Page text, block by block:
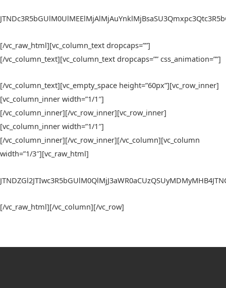
[/vc_raw_html][vc_column_text dropcaps=””]
[/vc_column_text][vc_column_text dropcaps=”” css_animation=””]
[/vc_column_text][vc_empty_space height=”60px”][vc_row_inner]
[vc_column_inner width=”1/1″]
[/vc_column_inner][/vc_row_inner][vc_row_inner]
[vc_column_inner width=”1/1″]
[/vc_column_inner][/vc_row_inner][/vc_column][vc_column
width=”1/3″][vc_raw_html]
[/vc_raw_html][/vc_column][/vc_row]